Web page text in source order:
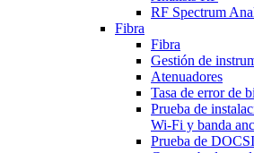
RF Spectrum
Fibra
Fibra
Gestión de
Atenuadores
Tasa de error de
Prueba de
Wi-Fi y banda
Prueba de